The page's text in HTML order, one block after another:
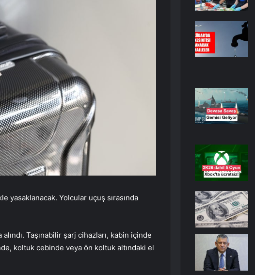
yasaklanacak. Yolcular uçuş sırasında
Taşınabilir şarj cihazları, kabin içinde
koltuk cebinde veya ön koltuk altındaki el